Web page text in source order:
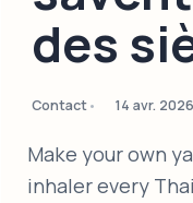
des
Contact 14 avr. 2026
Make your own
inhaler every